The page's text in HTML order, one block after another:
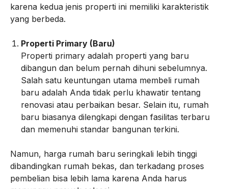
karena kedua jenis properti ini memiliki karakteristik
yang berbeda.
Properti Primary (Baru)
Properti primary adalah properti yang baru
dibangun dan belum pernah dihuni sebelumnya.
Salah satu keuntungan utama membeli rumah
baru adalah Anda tidak perlu khawatir tentang
renovasi atau perbaikan besar. Selain itu, rumah
baru biasanya dilengkapi dengan fasilitas terbaru
dan memenuhi standar bangunan terkini.
Namun, harga rumah baru seringkali lebih tinggi
dibandingkan rumah bekas, dan terkadang proses
pembelian bisa lebih lama karena Anda harus